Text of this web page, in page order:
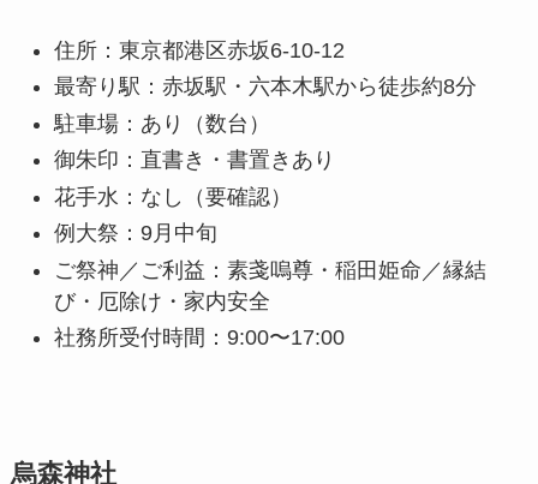
住所：東京都港区赤坂6-10-12
最寄り駅：赤坂駅・六本木駅から徒歩約8分
駐車場：あり（数台）
御朱印：直書き・書置きあり
花手水：なし（要確認）
例大祭：9月中旬
ご祭神／ご利益：素戔嗚尊・稲田姫命／縁結
び・厄除け・家内安全
社務所受付時間：9:00〜17:00
烏森神社